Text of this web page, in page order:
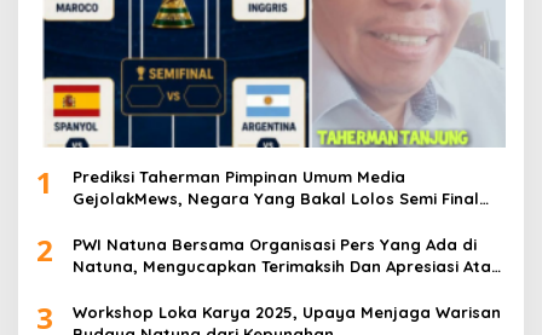
1
Prediksi Taherman Pimpinan Umum Media
GejolakMews, Negara Yang Bakal Lolos Semi Final
2
PWI Natuna Bersama Organisasi Pers Yang Ada di
Natuna, Mengucapkan Terimaksih Dan Apresiasi Atas
dan Insan Pers
3
Workshop Loka Karya 2025, Upaya Menjaga Warisan